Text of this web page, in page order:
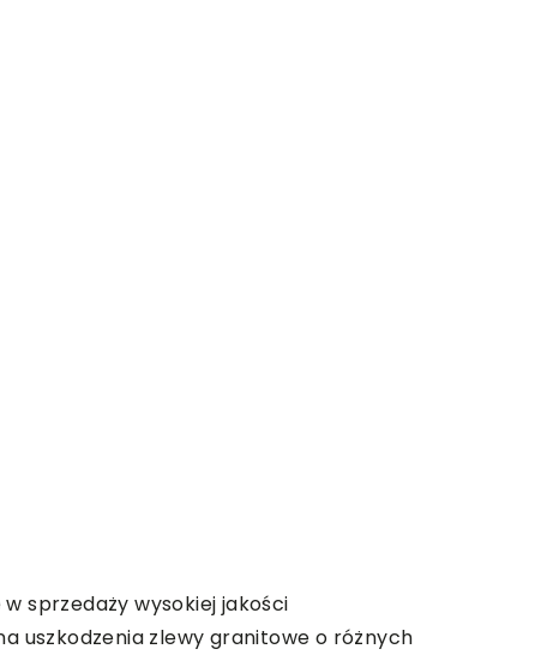
sprzedaży wysokiej jakości
uszkodzenia zlewy granitowe o różnych